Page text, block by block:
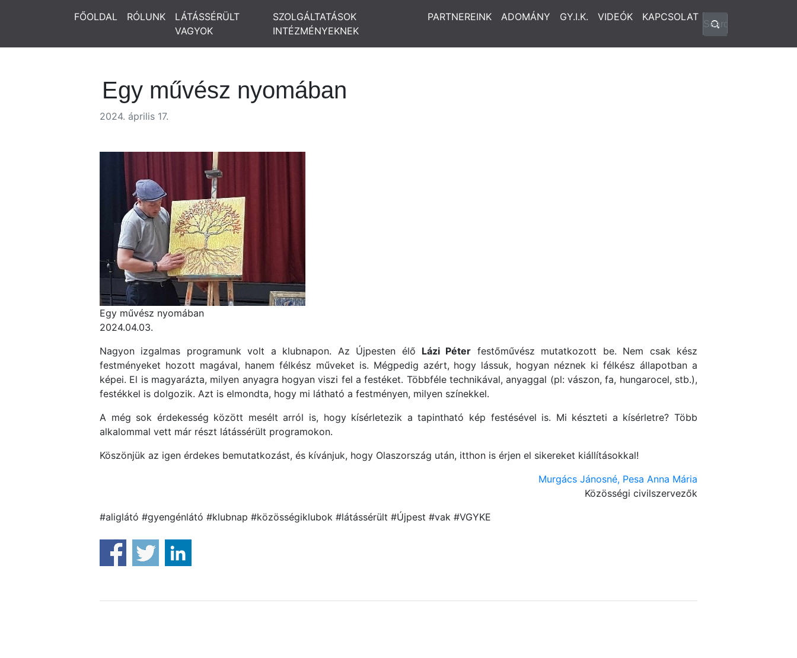
FŐOLDAL RÓLUNK
LÁTÁSSÉRÜLT
VAGYOK
SZOLGÁLTATÁSOK
INTÉZMÉNYEKNEK
PARTNEREINK ADOMÁNY GY.I.K. VIDEÓK KAPCSOLAT
Egy művész nyomában
2024. április 17.
Egy művész nyomában
2024.04.03.
Nagyon izgalmas programunk volt a klubnapon. Az Újpesten élő Lázi Péter festőművész mutatkozott be. Nem csak kész
festményeket hozott magával, hanem félkész műveket is. Mégpedig azért, hogy lássuk, hogyan néznek ki félkész állapotban a
képei. El is magyarázta, milyen anyagra hogyan viszi fel a festéket. Többféle technikával, anyaggal (pl: vászon, fa, hungarocel, stb.),
festékkel is dolgozik. Azt is elmondta, hogy mi látható a festményen, milyen színekkel.
A még sok érdekesség között mesélt arról is, hogy kísérletezik a tapintható kép festésével is. Mi készteti a kísérletre? Több
alkalommal vett már részt látássérült programokon.
Köszönjük az igen érdekes bemutatkozást, és kívánjuk, hogy Olaszország után, itthon is érjen el sikereket kiállításokkal!
Murgács Jánosné, Pesa Anna Mária
Közösségi civilszervezők
#aliglátó #gyengénlátó #klubnap #közösségiklubok #látássérült #Újpest #vak #VGYKE